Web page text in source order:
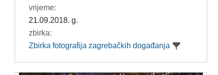
vrijeme:
21.09.2018. g.
zbirka:
Zbirka fotografija zagrebačkih događanja